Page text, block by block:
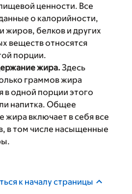
ценности. Все
о калорийности,
жиров, белков и других
веществ относятся
порции.
жира.Здесь
граммов жира
в одной порции этого
напитка. Общее
жира включает в себя все
в том числе насыщенные
к началу страницы